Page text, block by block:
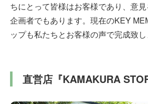
ちにとって皆様はお客様であり、意
企画者でもあります。現在のKEY
ップも私たちとお客様の声で完成致し
直営店『KAMAKURA